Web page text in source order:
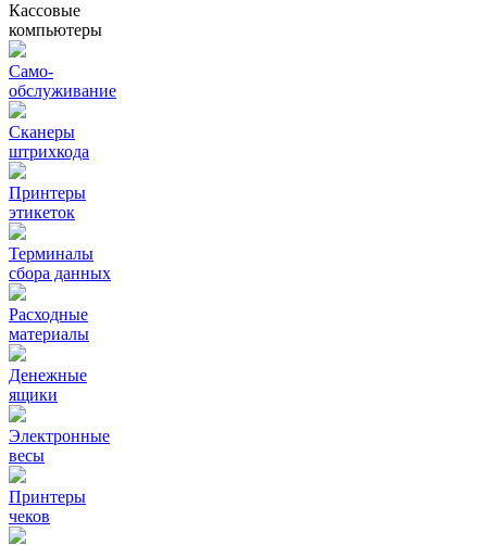
Кассовые
компьютеры
Само-
обслуживание
Сканеры
штрихкода
Принтеры
этикеток
Терминалы
сбора данных
Расходные
материалы
Денежные
ящики
Электронные
весы
Принтеры
чеков